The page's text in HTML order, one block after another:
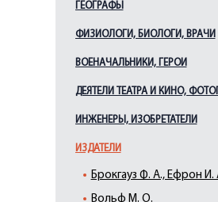
ГЕОГРАФЫ
ФИЗИОЛОГИ, БИОЛОГИ, ВРАЧИ
ВОЕНАЧАЛЬНИКИ, ГЕРОИ
ДЕЯТЕЛИ ТЕАТРА И КИНО,
ИНЖЕНЕРЫ, ИЗОБРЕТАТЕЛИ
ИЗДАТЕЛИ
Брокгауз Ф. А., Ефрон И.
Вольф М. О.